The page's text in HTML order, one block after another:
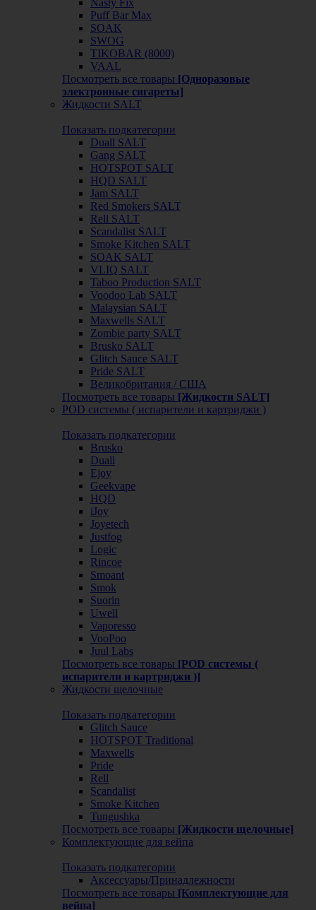
Puff Bar Max
SOAK
SWOG
TIKOBAR (8000)
VAAL
Посмотреть все товары [Одноразовые
электронные сигареты]
Жидкости SALT
Показать подкатегории
Duall SALT
Gang SALT
HOTSPOT SALT
HQD SALT
Jam SALT
Red Smokers SALT
Rell SALT
Scandalist SALT
Smoke Kitchen SALT
SOAK SALT
VLIQ SALT
Taboo Production SALT
Voodoo Lab SALT
Malaysian SALT
Maxwells SALT
Zombie party SALT
Brusko SALT
Glitch Sauce SALT
Pride SALT
Великобритания / США
Посмотреть все товары [Жидкости SALT]
POD системы ( испарители и картриджи )
Показать подкатегории
Brusko
Duall
Ejoy
Geekvape
HQD
iJoy
Joyetech
Justfog
Logic
Rincoe
Smoant
Smok
Suorin
Uwell
Vaporesso
VooPoo
Juul Labs
Посмотреть все товары [POD системы (
испарители и картриджи )]
Жидкости щелочные
Показать подкатегории
Glitch Sauce
HOTSPOT Traditional
Maxwells
Pride
Rell
Scandalist
Smoke Kitchen
Tungushka
Посмотреть все товары [Жидкости щелочные]
Комплектующие для вейпа
Показать подкатегории
Аксессуары/Принадлежности
Посмотреть все товары [Комплектующие для
вейпа]